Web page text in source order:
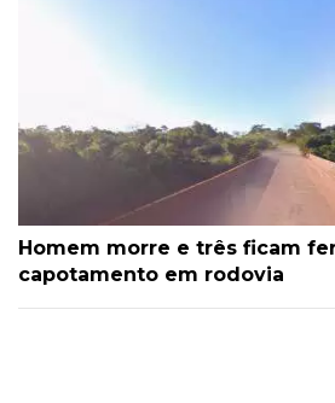
Homem morre e três ficam
capotamento em rodovia